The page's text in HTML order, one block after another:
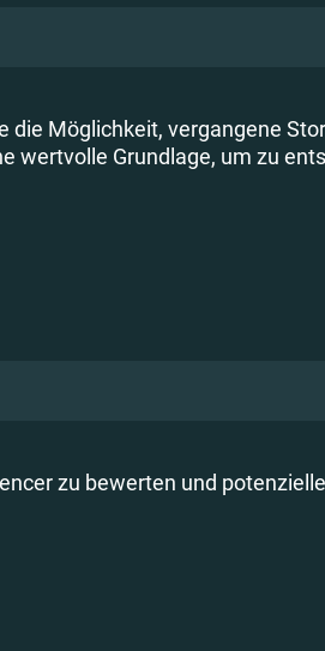
Möglichkeit, vergangene
Grundlage, um zu
zu bewerten und